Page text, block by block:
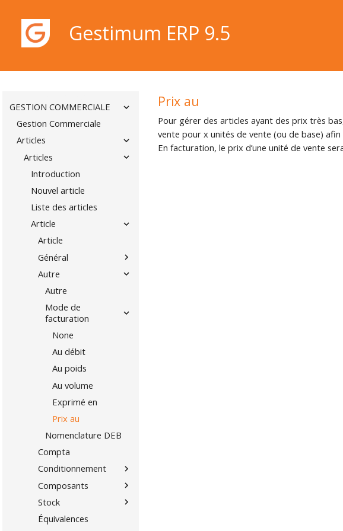
Gestimum ERP 9.5
D'UTILISATION
INSTALLATION
SOCIÉTÉ
GESTION COMMERCIALE
Gestion Commerciale
Articles
Articles
Introduction
Nouvel article
Liste des articles
Article
Article
Général
Autre
Autre
Mode de
facturation
None
Au débit
Au poids
Au volume
Exprimé en
Prix au
Nomenclature DEB
Compta
Conditionnement
Composants
Stock
Équivalences
Prix au
Pour gérer des articles ayant des prix très
vente pour x unités de vente (ou de base) afin
En facturation, le prix d’une unité de vente